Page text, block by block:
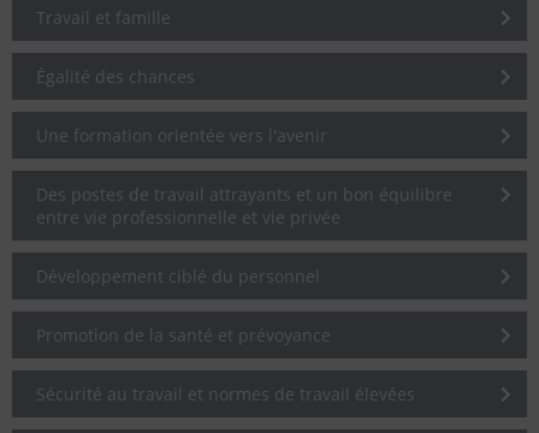
Travail et famille
Égalité des chances
Une formation orientée vers l'avenir
Des postes de travail attrayants et un bon équilibre
entre vie professionnelle et vie privée
Développement ciblé du personnel
Promotion de la santé et prévoyance
Sécurité au travail et normes de travail élevées